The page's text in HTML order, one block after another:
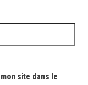
site dans le